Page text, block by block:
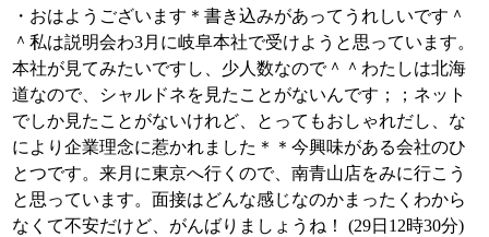
・おはようございます＊書き込みがあってうれしいです＾
＾私は説明会わ3月に岐阜本社で受けようと思っています。
本社が見てみたいですし、少人数なので＾＾わたしは北海
道なので、シャルドネを見たことがないんです；；ネット
でしか見たことがないけれど、とってもおしゃれだし、な
により企業理念に惹かれました＊＊今興味がある会社のひ
とつです。来月に東京へ行くので、南青山店をみに行こう
と思っています。面接はどんな感じなのかまったくわから
なくて不安だけど、がんばりましょうね！ (29日12時30分)